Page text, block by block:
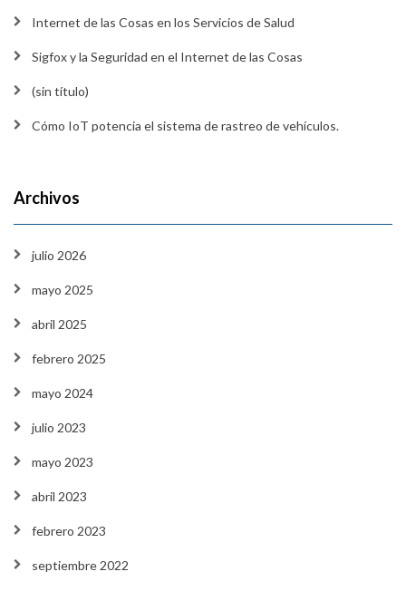
Internet de las Cosas en los Servicios de Salud
Sigfox y la Seguridad en el Internet de las Cosas
(sin título)
Cómo IoT potencia el sistema de rastreo de vehículos.
Archivos
julio 2026
mayo 2025
abril 2025
febrero 2025
mayo 2024
julio 2023
mayo 2023
abril 2023
febrero 2023
septiembre 2022